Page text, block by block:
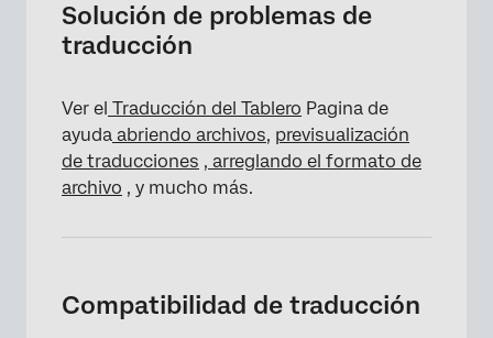
×
Solución de problemas de
traducción
Ver el Traducción del Tablero Pagina de
ayuda abriendo archivos, previsualización
de traducciones , arreglando el formato de
archivo , y mucho más.
Compatibilidad de traducción